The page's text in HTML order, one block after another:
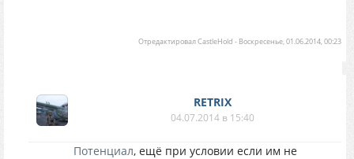
ОтредактировалCastleHold - Воскресенье, 01.06.2014, 00:23
RETRIX
04.07.2014 в 15:40
Потенциал, ещё при условии если им не